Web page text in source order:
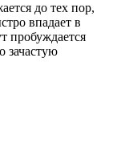
до тех пор,
впадает в
пробуждается
зачастую